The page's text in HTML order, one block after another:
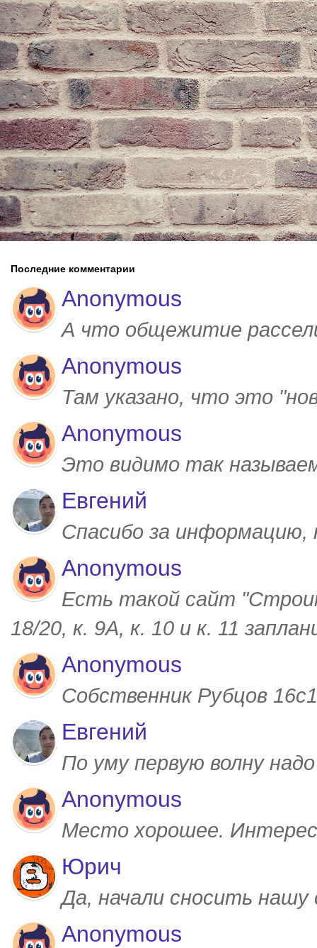
Последние комментарии
Anonymous
А что общежитие
Anonymous
Там указано, что это
Anonymous
Это видимо так
Евгений
Спасибо за
Anonymous
Есть такой сайт
18/20, к. 9А, к. 10 и к. 11
Anonymous
Собственник Рубцов
Евгений
По уму первую волну
Anonymous
Место хорошее.
Юрич
Да, начали сносить
Anonymous